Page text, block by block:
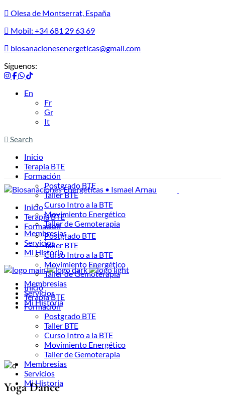
Olesa de Montserrat, España
Mobil: +34 681 29 63 69
biosanacionesenergeticas@gmail.com
Síguenos:
En
Fr
Gr
It
Search
Inicio
Terapia BTE
Formación
Postgrado BTE
Taller BTE
Curso Intro a la BTE
Movimiento Energético
Taller de Gemoterapia
Membresías
Servicios
Mi Historia
Inicio
Terapia BTE
Formación
Postgrado BTE
Taller BTE
Curso Intro a la BTE
Movimiento Energético
Taller de Gemoterapia
Membresías
Servicios
Mi Historia
Inicio
Terapia BTE
Formación
Postgrado BTE
Taller BTE
Curso Intro a la BTE
Movimiento Energético
Taller de Gemoterapia
Membresías
Servicios
Mi Historia
Yoga Dance